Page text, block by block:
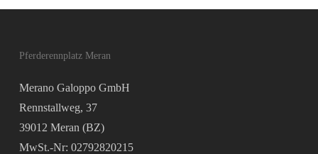
Pferderennplatz Meran
Merano Galoppo GmbH
Rennstallweg, 37
39012 Meran (BZ)
MwSt.-Nr: 02792820215